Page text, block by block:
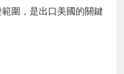
圍，是出口美國的關鍵